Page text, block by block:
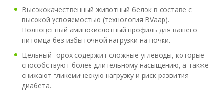
Высококачественный животный белок в составе с
высокой усвояемостью (технология BVaap).
Полноценный аминокислотный профиль для вашего
питомца без избыточной нагрузки на почки.
Цельный горох содержит сложные углеводы, которые
способствуют более длительному насыщению, а также
снижают гликемическую нагрузку и риск развития
диабета.